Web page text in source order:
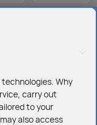
Why
carry out
to your
also access